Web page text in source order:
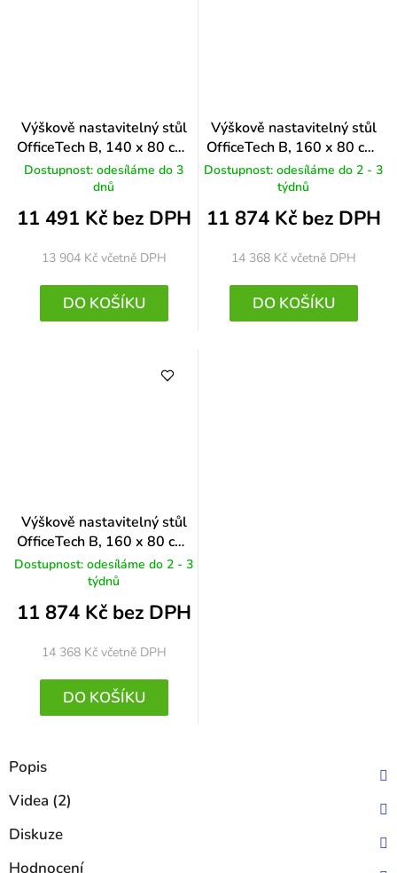
Výškově nastavitelný stůl
OfficeTech B, 140 x 80 cm,
černá podnož, černá
Dostupnost: odesíláme do 3
dnů
11 491 Kč bez DPH
13 904 Kč včetně DPH
DO KOŠÍKU
Výškově nastavitelný stůl
OfficeTech B, 160 x 80 cm,
šedá podnož, světle šedá
Dostupnost: odesíláme do 2 - 3
týdnů
11 874 Kč bez DPH
14 368 Kč včetně DPH
DO KOŠÍKU
Výškově nastavitelný stůl
OfficeTech B, 160 x 80 cm,
bílá podnož, ořech
Dostupnost: odesíláme do 2 - 3
týdnů
11 874 Kč bez DPH
14 368 Kč včetně DPH
DO KOŠÍKU
Popis
Videa (2)
Diskuze
Hodnocení